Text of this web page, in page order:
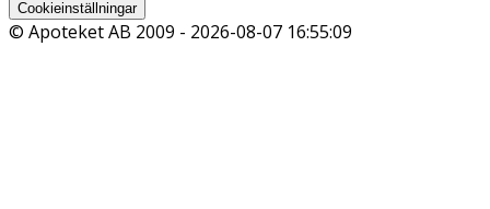
Cookieinställningar
© Apoteket AB 2009 - 2026-08-07 16:55:09